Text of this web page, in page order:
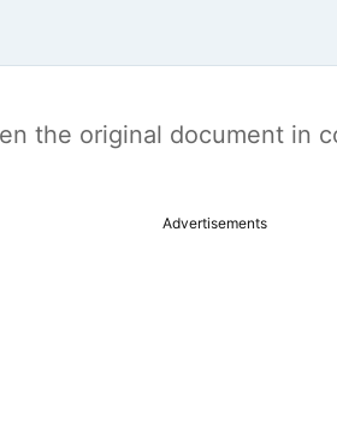
the original document in
Advertisements